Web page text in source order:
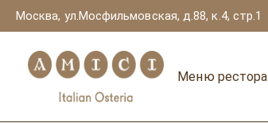
Москва, ул.Мосфильмовская, д.88, к.4, стр.1
Меню